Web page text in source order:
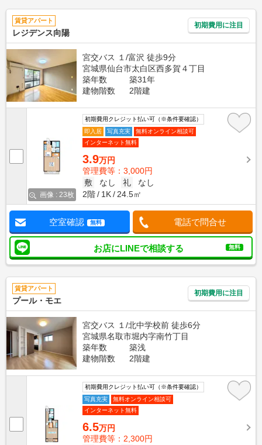
賃貸アパート
レジデンス向陽
初期費用に注目
宮交バス １/富沢 徒歩9分
宮城県仙台市太白区西多賀４丁目
築年数
築31年
建物階数
2階建
画像 : 23枚
初期費用クレジット払い可（※条件要確認）
即入居
写真充実
無料オンライン相談可
インターネット無料
3.9万円
管理費等：3,000円
敷
なし 礼
なし
2階
1K 24.5㎡
空室確認 無料 電話で問合せ
お店にLINEで相談する 無料
賃貸アパート
プール・モエ
初期費用に注目
宮交バス １/北中学校前 徒歩6分
宮城県名取市堀内字南竹丁目
築年数
築浅
建物階数
2階建
初期費用クレジット払い可（※条件要確認）
写真充実
無料オンライン相談可
インターネット無料
6.5万円
管理費等：2,300円